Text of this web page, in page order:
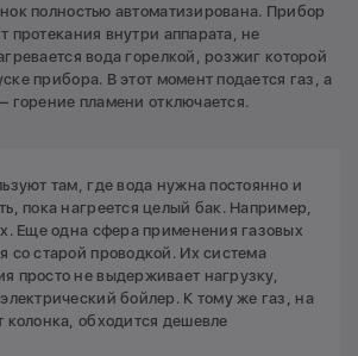
полностью автоматизирована. Прибор
протекания внутри аппарата, не
вода горелкой, розжиг которой
прибора. В этот момент подается газ, а
горение пламени отключается.
там, где вода нужна постоянно и
пока нагреется целый бак. Например,
Еще одна сфера применения газовых
со старой проводкой. Их система
просто не выдерживает нагрузку,
бойлер. К тому же газ, на
колонка, обходится дешевле